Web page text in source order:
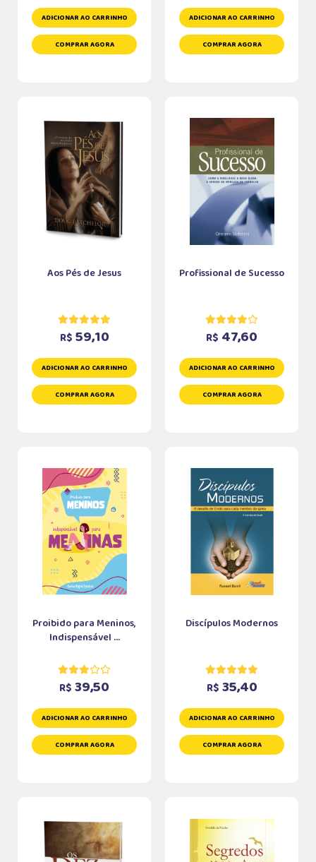
ADICIONAR AO CARRINHO
COMPRAR AGORA
ADICIONAR AO CARRINHO
COMPRAR AGORA
Aos Pés de Jesus
R$ 59,10
ADICIONAR AO CARRINHO
COMPRAR AGORA
Profissional de Sucesso
R$ 47,60
ADICIONAR AO CARRINHO
COMPRAR AGORA
Proibido para Meninos,
Indispensável ...
R$ 39,50
ADICIONAR AO CARRINHO
COMPRAR AGORA
Discípulos Modernos
R$ 35,40
ADICIONAR AO CARRINHO
COMPRAR AGORA